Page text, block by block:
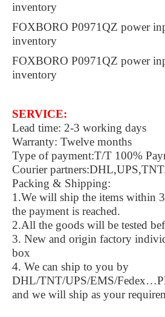
inventory
FOXBORO P0971QZ power
inventory
FOXBORO P0971QZ power
inventory
SERVICE:
Lead time: 2-3 working days
Warranty: Twelve months
Type of payment:T/T 100%
Courier
Packing & Shipping:
1.We will ship the items within
the payment is reached.
2.All the goods will be tested
3. New and origin factory
box
4. We can ship to you by
DHL/TNT/UPS/EMS/
and we will ship as your